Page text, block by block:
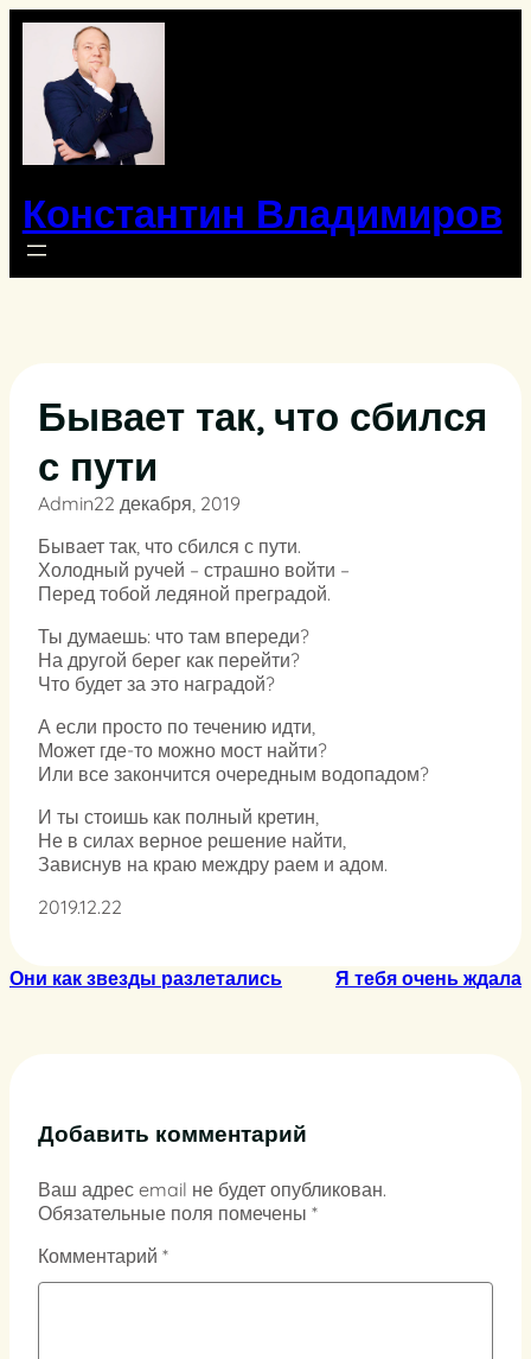
Перейти
содержимому
Константин Владимиров
Бывает так, что сбился
с пути
Admin22 декабря, 2019
Бывает так, что сбился с пути.
Холодный ручей – страшно войти –
Перед тобой ледяной преградой.
Ты думаешь: что там впереди?
На другой берег как перейти?
Что будет за это наградой?
А если просто по течению идти,
Может где-то можно мост найти?
Или все закончится очередным водопадом?
И ты стоишь как полный кретин,
Не в силах верное решение найти,
Зависнув на краю междру раем и адом.
2019.12.22
Они как звезды разлетались Я тебя очень ждала
Добавить комментарий
Ваш адрес email не будет опубликован.
Обязательные поля помечены *
Комментарий *